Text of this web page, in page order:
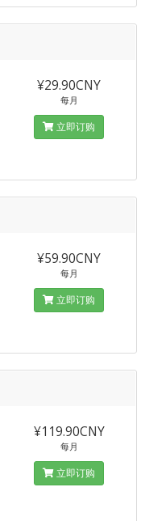
¥29.90CNY
每月
立即订购
¥59.90CNY
每月
立即订购
¥119.90CNY
每月
立即订购